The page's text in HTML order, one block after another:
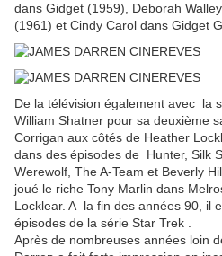
dans Gidget (1959), Deborah
(1961) et Cindy Carol dans Gidget
De la télévision également avec la
William Shatner pour sa deuxième
Corrigan aux côtés de Heather
dans des épisodes de Hunter, Silk
Werewolf, The A-Team et Beverly
joué le riche Tony Marlin dans
Locklear. A la fin des années 90, il
épisodes de la série Star Trek .
Après de nombreuses années loin